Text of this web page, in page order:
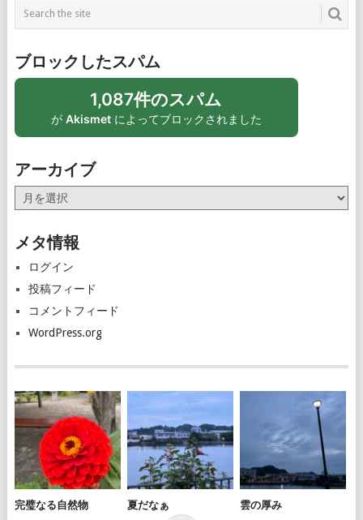
ブロックしたスパム
1,087件のスパム
が Akismetによってブロックされました
アーカイブ
ー
イ
メタ情報
ログイン
投稿フィード
コメントフィード
WordPress.org
完璧なる自然物 夏だなぁ 雲の厚み